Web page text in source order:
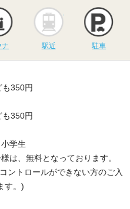
サウナ
ナ 駅近 駐車
350円
350円
学生
は、無料となっております。
ントロールができない方のご入
す。)